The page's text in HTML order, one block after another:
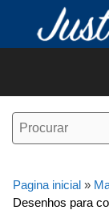
o
Pagina inicial »
Desenhos para